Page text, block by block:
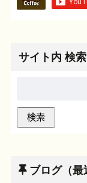
サイト内 検索
ブログ（最